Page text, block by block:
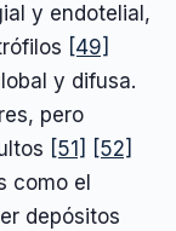
y endotelial,
[49]
y difusa.
pero
[51] [52]
como el
depósitos